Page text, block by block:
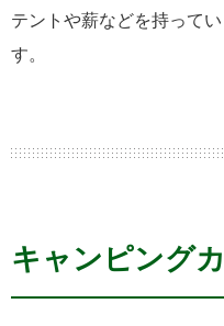
テントや薪などを持って
す。
キャンピング